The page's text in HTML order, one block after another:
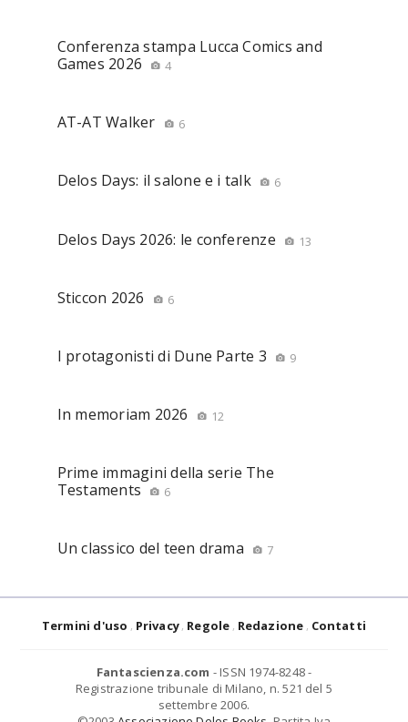
Conferenza stampa Lucca Comics and
Games 2026
4
AT-AT Walker 6
Delos Days: il salone e i talk 6
Delos Days 2026: le conferenze 13
Sticcon 2026 6
I protagonisti di Dune Parte 3 9
In memoriam 2026 12
Prime immagini della serie The
Testaments
6
Un classico del teen drama 7
Termini d'uso Privacy Regole Redazione Contatti
Fantascienza.com - ISSN 1974-8248 -
Registrazione tribunale di Milano, n. 521 del 5
settembre 2006.